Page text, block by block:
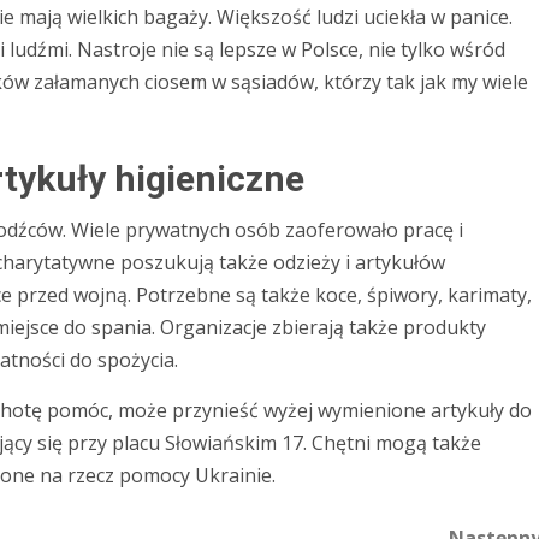
wielkich bagaży. Większość ludzi uciekła w panice.
Nastroje nie są lepsze w Polsce, nie tylko wśród
załamanych ciosem w sąsiadów, którzy tak jak my wiele
higieniczne
Wiele prywatnych osób zaoferowało pracę i
poszukują także odzieży i artykułów
przed wojną. Potrzebne są także koce, śpiwory, karimaty,
do spania. Organizacje zbierają także produkty
do spożycia.
pomóc, może przynieść wyżej wymienione artykuły do
się przy placu Słowiańskim 17. Chętni mogą także
na rzecz pomocy Ukrainie.